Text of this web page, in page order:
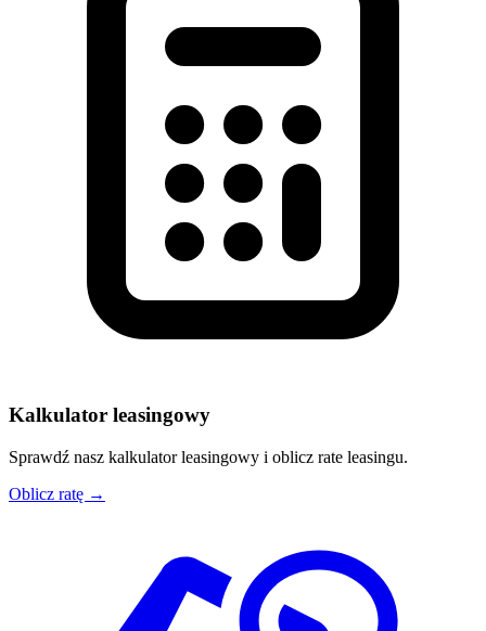
Kalkulator leasingowy
Sprawdź nasz kalkulator leasingowy i oblicz rate leasingu.
Oblicz ratę →